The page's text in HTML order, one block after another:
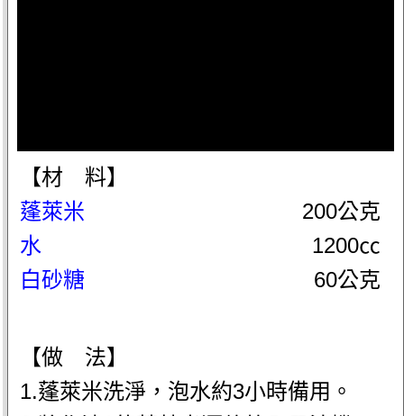
【材 料】
蓬萊米
200公克
水
1200㏄
白砂糖
60公克
【做 法】
1.蓬萊米洗淨，泡水約3小時備用。